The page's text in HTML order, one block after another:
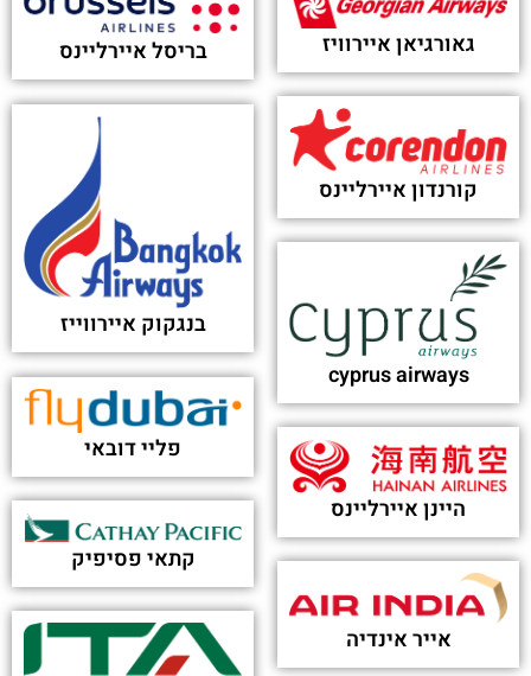
גאורגיאן איירוויז בריסל איירליינס
קורנדון איירליינס
בנגקוק איירווייז
cyprus airways
פליי דובאי
היינן איירליינס
קתאי פסיפיק
אייר אינדיה